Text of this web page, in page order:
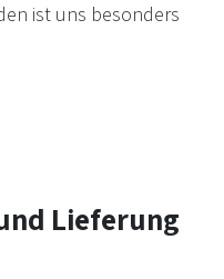
ist uns besonders
Lieferung